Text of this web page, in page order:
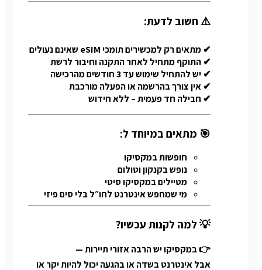
⚠️ חשוב לדעת:
✔ מתאים רק למכשירים תומכי eSIM שאינם נעולים
✔ התוקף מתחיל לאחר התקנה וחיבור לרשת
✔ יש להתחיל שימוש עד 3 חודשים מהרכישה
✔ אין צורך בהרשמה או הפעלה מורכבת
✔ חבילה חד פעמית – ללא חידוש
🎯 מתאים במיוחד ל:
חופשות במקסיקו
נופש בקנקון וטולום
מטיילים במקסיקו סיטי
מי שמחפש אינטרנט לחו״ל בלי סים פיזי
💡 למה לקנות עכשיו?
👉 במקסיקו יש הרבה אזורי תיירות —
אבל אינטרנט בשדה או בהגעה יכול להיות יקר או